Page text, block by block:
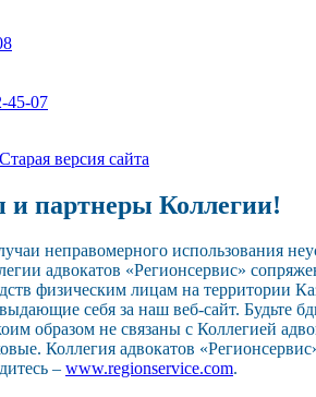
45-07
Старая версия сайта
партнеры Коллегии!
неправомерного использования
адвокатов «Регионсервис»
физическим лицам на территории
себя за наш веб-сайт. Будьте
образом не связаны с Коллегией
Коллегия адвокатов
– www.regionservice.com.